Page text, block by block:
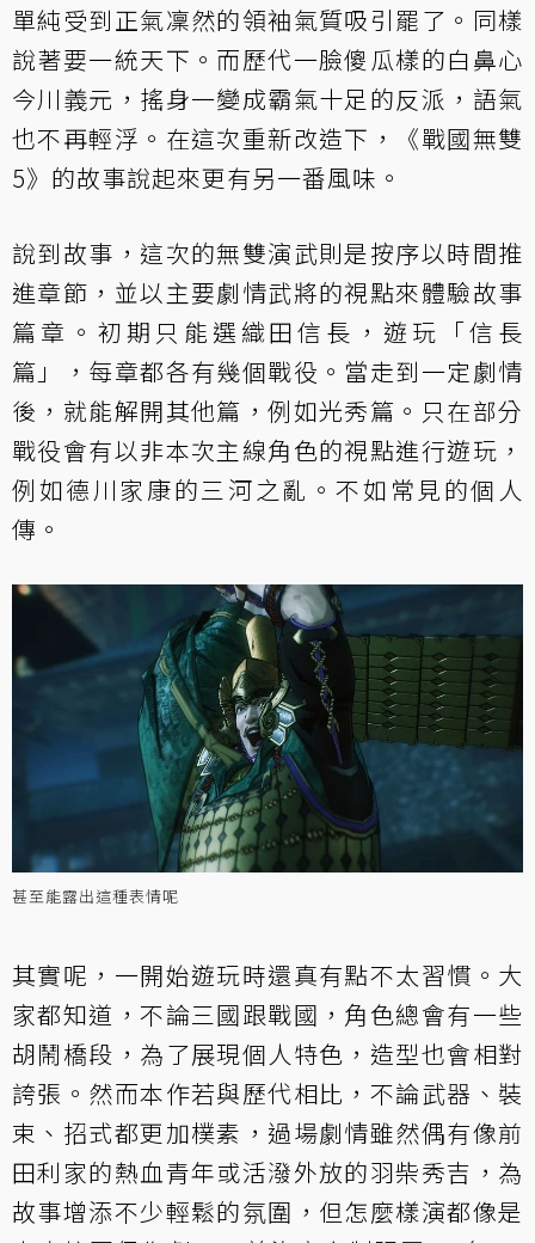
單純受到正氣凜然的領袖氣質吸引罷了。同樣
說著要一統天下。而歷代一臉傻瓜樣的白鼻心
今川義元，搖身一變成霸氣十足的反派，語氣
也不再輕浮。在這次重新改造下，《戰國無雙
5》的故事說起來更有另一番風味。
說到故事，這次的無雙演武則是按序以時間推
進章節，並以主要劇情武將的視點來體驗故事
篇章。初期只能選織田信長，遊玩「信長
篇」，每章都各有幾個戰役。當走到一定劇情
後，就能解開其他篇，例如光秀篇。只在部分
戰役會有以非本次主線角色的視點進行遊玩，
例如德川家康的三河之亂。不如常見的個人
傳。
甚至能露出這種表情呢
其實呢，一開始遊玩時還真有點不太習慣。大
家都知道，不論三國跟戰國，角色總會有一些
胡鬧橋段，為了展現個人特色，造型也會相對
誇張。然而本作若與歷代相比，不論武器、裝
束、招式都更加樸素，過場劇情雖然偶有像前
田利家的熱血青年或活潑外放的羽柴秀吉，為
故事增添不少輕鬆的氛圍，但怎麼樣演都像是